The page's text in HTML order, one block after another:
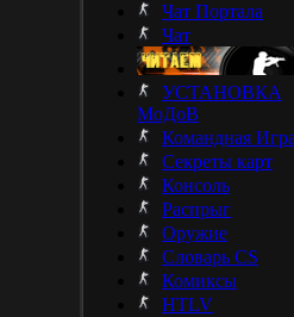
Чат Портала
Чат
УСТАНОВКА
МоДоВ
Командная Игра
Секреты карт
Консоль
Распрыг
Оружие
Словарь CS
Комиксы
HTLV